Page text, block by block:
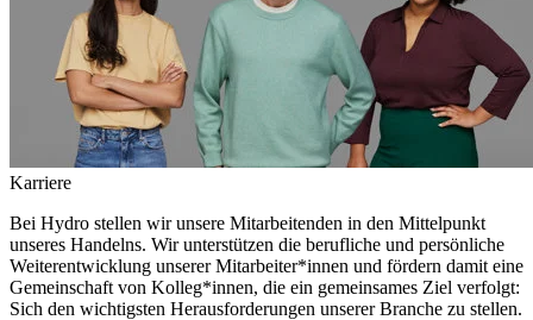
Karriere
Bei Hydro stellen wir unsere Mitarbeitenden in den Mittelpunkt
unseres Handelns. Wir unterstützen die berufliche und persönliche
Weiterentwicklung unserer Mitarbeiter*innen und fördern damit eine
Gemeinschaft von Kolleg*innen, die ein gemeinsames Ziel verfolgt:
Sich den wichtigsten Herausforderungen unserer Branche zu stellen.